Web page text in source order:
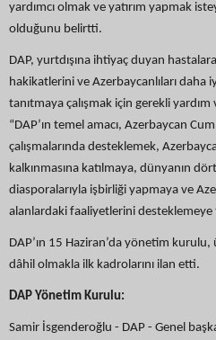
yardımcı olmak ve yatırım yapmak
olduğunu belirtti.
DAP, yurtdışına ihtiyaç duyan
hakikatlerini ve Azerbaycanlıları daha
tanıtmaya çalışmak için gerekli
“DAP’ın temel amacı, Azerbaycan
çalışmalarında desteklemek,
kalkınmasına katılmaya, dünyanın
diasporalarıyla işbirliği yapmaya ve
alanlardaki faaliyetlerini desteklemeye
DAP’ın 15 Haziran’da yönetim
dâhil olmakla ilk kadrolarını ilan etti.
DAP Yönetim Kurulu:
Samir İsgenderoğlu - DAP - Genel